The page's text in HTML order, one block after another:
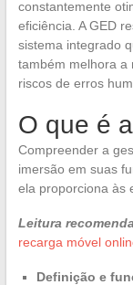
constantemente
eficiência. A GED
sistema integrado
também melhora a
riscos de erros
O que é
Compreender a
imersão em suas
ela proporciona às
Leitura
recarga móvel
Definição e